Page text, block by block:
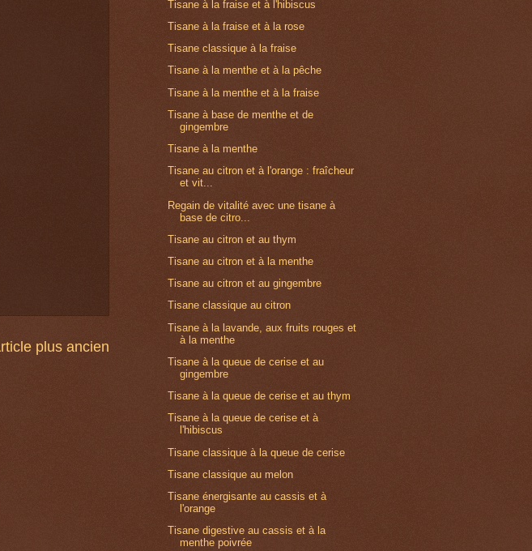
plus ancien
Tisane à la fraise et à l'hibiscus
Tisane à la fraise et à la rose
Tisane classique à la fraise
Tisane à la menthe et à la pêche
Tisane à la menthe et à la fraise
Tisane à base de menthe et de
gingembre
Tisane à la menthe
Tisane au citron et à l'orange : fraîcheur
et vit...
Regain de vitalité avec une tisane à
base de citro...
Tisane au citron et au thym
Tisane au citron et à la menthe
Tisane au citron et au gingembre
Tisane classique au citron
Tisane à la lavande, aux fruits rouges et
à la menthe
Tisane à la queue de cerise et au
gingembre
Tisane à la queue de cerise et au thym
Tisane à la queue de cerise et à
l'hibiscus
Tisane classique à la queue de cerise
Tisane classique au melon
Tisane énergisante au cassis et à
l'orange
Tisane digestive au cassis et à la
menthe poivrée